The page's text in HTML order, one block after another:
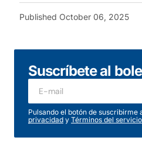
Published October 06, 2025
Suscríbete al
Pulsando el botón de suscribirme
privacidad y Términos del servicio